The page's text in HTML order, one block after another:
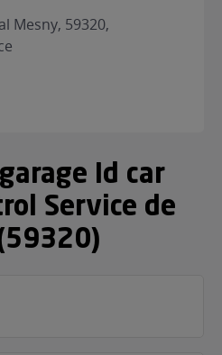
Mesny, 59320,
Id car
Service de